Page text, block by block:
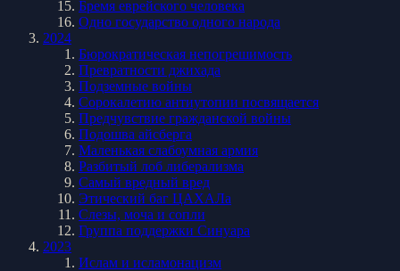
Бремя еврейского человека
Одно государство одного народа
2024
Бюрократическая непогрешимость
Превратности джихада
Подземные войны
Сорокалетию антиутопии посвящается
Предчувствие гражданской войны
Подошва айсберга
Маленькая слабоумная армия
Разбитый лоб либерализма
Самый вредный вред
Этический баг ЦАХАЛа
Слезы, моча и сопли
Группа поддержки Синуара
2023
Ислам и исламонацизм